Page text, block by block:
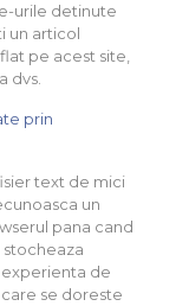
urile detinute
un articol
pe acest site,
dvs.
prin
text de mici
un
pana cand
stocheaza
de
se doreste